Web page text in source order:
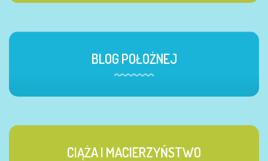
BLOG POŁOŻNEJ
CIĄŻA I MACIERZYŃSTWO